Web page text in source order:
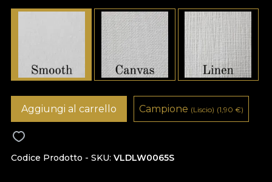
Codice Prodotto - SKU VLDLW0065S
Aggiungi al carrello Campione (Liscio) (1,90 €)